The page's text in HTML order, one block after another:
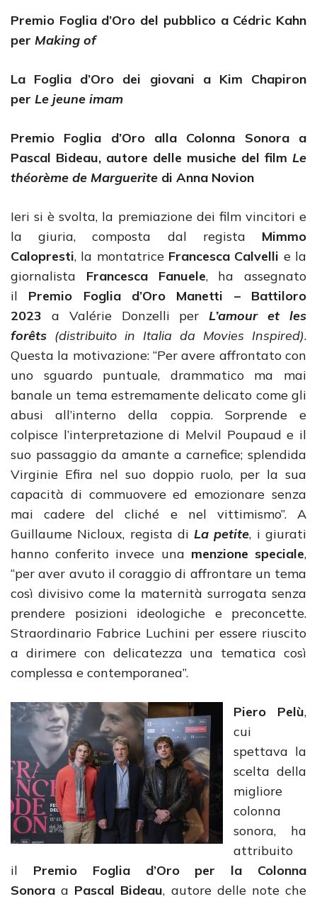
Premio Foglia d’Oro del pubblico a Cédric Kahn
per Making of
La Foglia d’Oro dei giovani a Kim Chapiron
per Le jeune imam
Premio Foglia d’Oro alla Colonna Sonora a
Pascal Bideau, autore delle musiche del film Le
théorème de Marguerite di Anna Novion
Ieri si è svolta, la premiazione dei film vincitori e
la giuria, composta dal regista Mimmo
Calopresti, la montatrice Francesca Calvelli e la
giornalista Francesca Fanuele, ha assegnato
il Premio Foglia d’Oro Manetti – Battiloro
2023 a Valérie Donzelli per L’amour et les
forêts (distribuito in Italia da Movies Inspired).
Questa la motivazione: “Per avere affrontato con
uno sguardo puntuale, drammatico ma mai
banale un tema estremamente delicato come gli
abusi all’interno della coppia. Sorprende e
colpisce l’interpretazione di Melvil Poupaud e il
suo passaggio da amante a carnefice; splendida
Virginie Efira nel suo doppio ruolo, per la sua
capacità di commuovere ed emozionare senza
mai cadere del cliché e nel vittimismo”. A
Guillaume Nicloux, regista diLa petite, i giurati
hanno conferito invece una menzione speciale,
“per aver avuto il coraggio di affrontare un tema
così divisivo come la maternità surrogata senza
prendere posizioni ideologiche e preconcette.
Straordinario Fabrice Luchini per essere riuscito
a dirimere con delicatezza una tematica così
complessa e contemporanea”.
Piero Pelù,
cui
spettava la
scelta della
migliore
colonna
sonora, ha
attribuito
il Premio Foglia d’Oro per la Colonna
Sonoraa Pascal Bideau, autore delle note che